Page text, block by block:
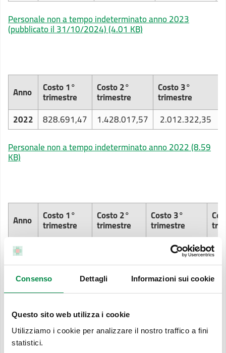
Consenso Dettagli Informazioni sui cookie
Questo sito web utilizza i cookie
Utilizziamo i cookie per analizzare il nostro traffico a fini
statistici.
Personale non a tempo indeterminato anno 2023
(pubblicato il 31/10/2024)(4.01 KB)
Anno Costo 1°
trimestre
Costo 2°
trimestre
Costo 3°
trimestre
2022
828.691,47 1.428.017,57 2.012.322,35
Personale non a tempo indeterminato anno 2022(8.59
KB)
Anno Costo 1°
trimestre
Costo 2°
trimestre
Costo 3°
trimestre
2021
1.428.381,18
Personale non a tempo indeterminato anno 2021(6.09
KB)
Ultimo aggiornamento pagina: